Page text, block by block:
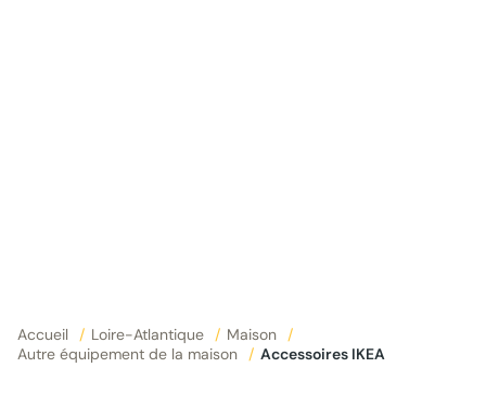
Accueil / Loire-Atlantique / Maison
/
Autre équipement de la maison
/ Accessoires IKEA